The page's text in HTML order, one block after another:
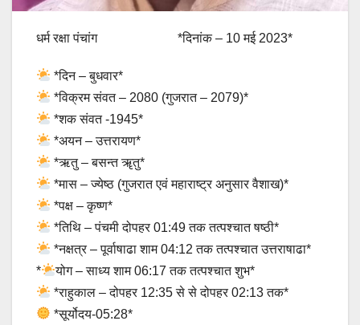
धर्म रक्षा पंचांग *दिनांक – 10 मई 2023*
*दिन – बुधवार*
*विक्रम संवत – 2080 (गुजरात – 2079)*
*शक संवत -1945*
*अयन – उत्तरायण*
*ऋतु – बसन्त ॠतु*
*मास – ज्येष्ठ (गुजरात एवं महाराष्ट्र अनुसार वैशाख)*
*पक्ष – कृष्ण*
*तिथि – पंचमी दोपहर 01:49 तक तत्पश्चात षष्ठी*
*नक्षत्र – पूर्वाषाढा शाम 04:12 तक तत्पश्चात उत्तराषाढा*
*
योग – साध्य शाम 06:17 तक तत्पश्चात शुभ*
*राहुकाल – दोपहर 12:35 से से दोपहर 02:13 तक*
*सूर्योदय-05:28*